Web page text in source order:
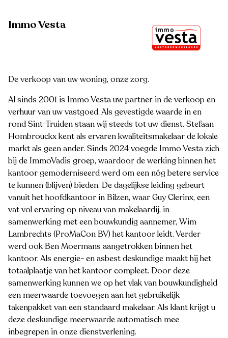
Immo Vesta
De verkoop van uw woning, onze zorg.
Al sinds 2001 is Immo Vesta uw partner in de verkoop en
verhuur van uw vastgoed. Als gevestigde waarde in en
rond Sint-Truiden staan wij steeds tot uw dienst. Stefaan
Hombrouckx kent als ervaren kwaliteitsmakelaar de lokale
markt als geen ander. Sinds 2024 voegde Immo Vesta zich
bij de ImmoVadis groep, waardoor de werking binnen het
kantoor gemoderniseerd werd om een nóg betere service
te kunnen (blijven) bieden. De dagelijkse leiding gebeurt
vanuit het hoofdkantoor in Bilzen, waar Guy Clerinx, een
vat vol ervaring op niveau van makelaardij, in
samenwerking met een bouwkundig aannemer, Wim
Lambrechts (ProMaCon BV) het kantoor leidt. Verder
werd ook Ben Moermans aangetrokken binnen het
kantoor. Als energie- en asbest deskundige maakt hij het
totaalplaatje van het kantoor compleet. Door deze
samenwerking kunnen we op het vlak van bouwkundigheid
een meerwaarde toevoegen aan het gebruikelijk
takenpakket van een standaard makelaar. Als klant krijgt u
deze deskundige meerwaarde automatisch mee
inbegrepen in onze dienstverlening.